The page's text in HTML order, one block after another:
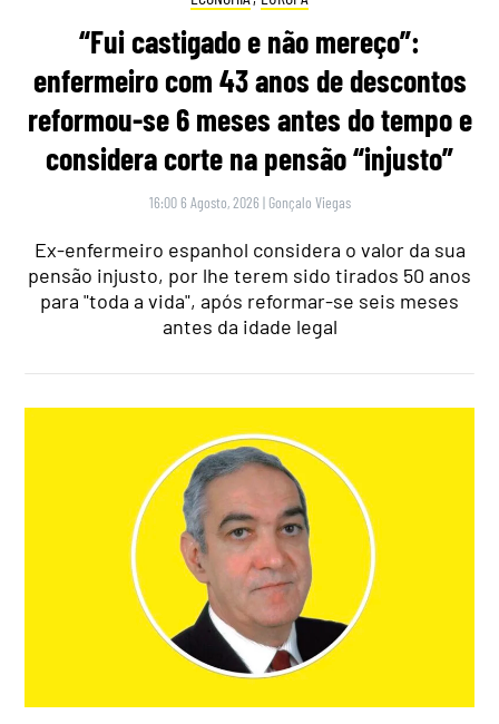
“Fui castigado e não mereço”:
enfermeiro com 43 anos de descontos
reformou-se 6 meses antes do tempo e
considera corte na pensão “injusto”
16:00 6 Agosto, 2026 | Gonçalo Viegas
Ex-enfermeiro espanhol considera o valor da sua
pensão injusto, por lhe terem sido tirados 50 anos
para "toda a vida", após reformar-se seis meses
antes da idade legal